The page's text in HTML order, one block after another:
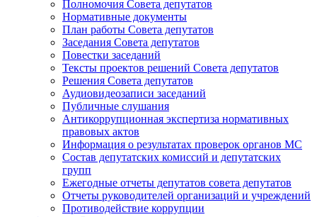
Полномочия Совета депутатов
Нормативные документы
План работы Совета депутатов
Заседания Cовета депутатов
Повестки заседаний
Тексты проектов решений Совета депутатов
Решения Совета депутатов
Аудиовидеозаписи заседаний
Публичные слушания
Антикоррупционная экспертиза нормативных
правовых актов
Информация о результатах проверок органов МС
Состав депутатских комиссий и депутатских
групп
Ежегодные отчеты депутатов совета депутатов
Отчеты руководителей организаций и учреждений
Противодействие коррупции